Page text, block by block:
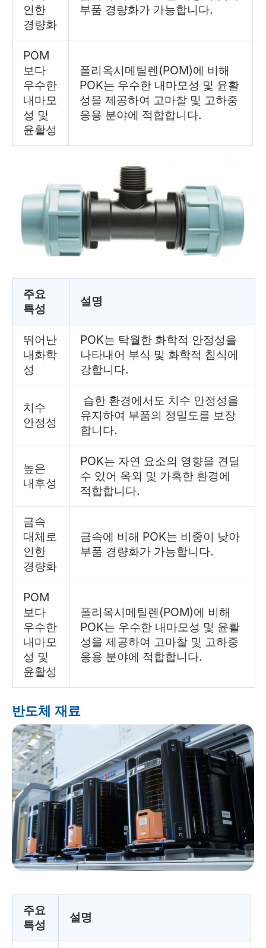
인한
경량화
부품 경량화가 가능합니다.
POM
보다
우수한
내마모
성 및
윤활성
폴리옥시메틸렌(POM)에 비해
POK는 우수한 내마모성 및 윤활
성을 제공하여 고마찰 및 고하중
응용 분야에 적합합니다.
주요
특성
설명
뛰어난
내화학
성
POK는 탁월한 화학적 안정성을
나타내어 부식 및 화학적 침식에
강합니다.
치수
안정성
습한 환경에서도 치수 안정성을
유지하여 부품의 정밀도를 보장
합니다.
높은
내후성
POK는 자연 요소의 영향을 견딜
수 있어 옥외 및 가혹한 환경에
적합합니다.
금속
대체로
인한
경량화
금속에 비해 POK는 비중이 낮아
부품 경량화가 가능합니다.
POM
보다
우수한
내마모
성 및
윤활성
폴리옥시메틸렌(POM)에 비해
POK는 우수한 내마모성 및 윤활
성을 제공하여 고마찰 및 고하중
응용 분야에 적합합니다.
반도체 재료
주요
특성
설명